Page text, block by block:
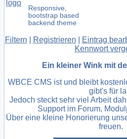
Responsive,
bootstrap based
backend theme
Filtern Registrieren Eintrag
Kennwort
Ein kleiner Wink mit
WBCE CMS ist und bleibt
gibt's für
Jedoch steckt sehr viel Arbeit
Support im Forum,
Über eine kleine Honorierung
freuen.